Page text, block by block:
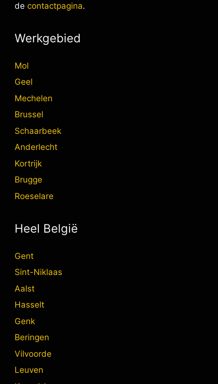
de contactpagina.
Werkgebied
Mol
Geel
Mechelen
Brussel
Schaarbeek
Anderlecht
Kortrijk
Brugge
Roeselare
Heel België
Gent
Sint-Niklaas
Aalst
Hasselt
Genk
Beringen
Vilvoorde
Leuven